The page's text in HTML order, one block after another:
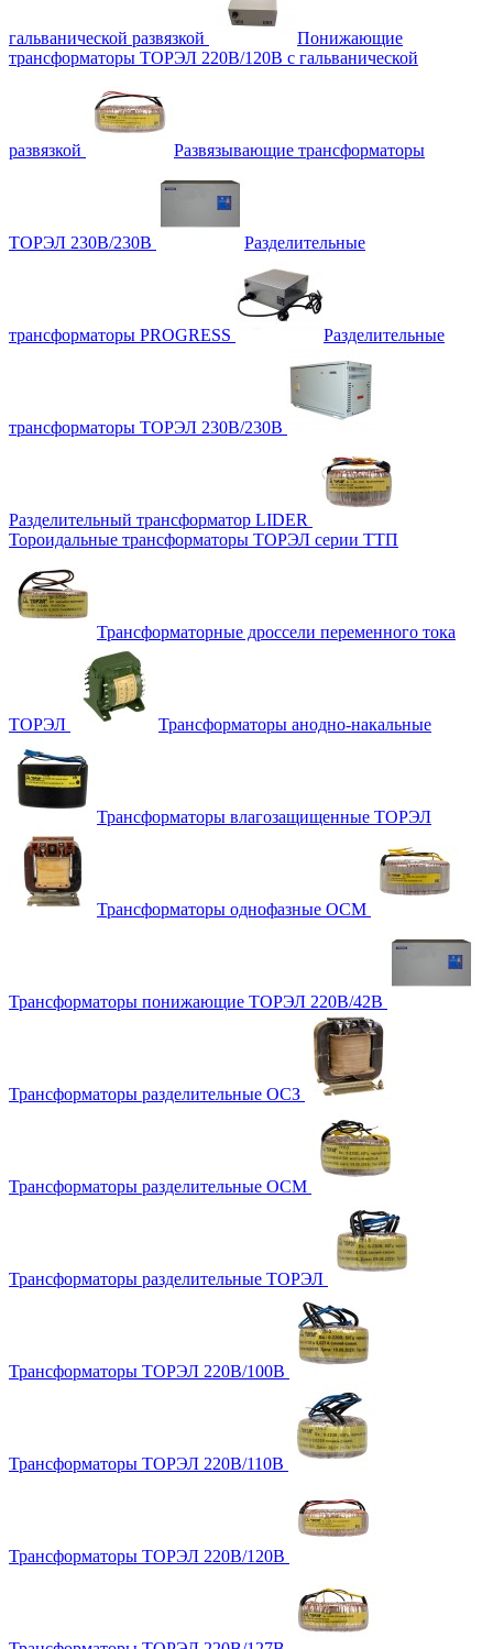
гальванической развязкой
Понижающие
трансформаторы ТОРЭЛ 220В/120В с гальванической
развязкой Развязывающие трансформаторы
ТОРЭЛ 230В/230В Разделительные
трансформаторы PROGRESS Разделительные
трансформаторы ТОРЭЛ 230В/230В
Разделительный трансформатор LIDER
Тороидальные трансформаторы ТОРЭЛ серии ТТП
Трансформаторные дроссели переменного тока
ТОРЭЛ Трансформаторы анодно-накальные
Трансформаторы влагозащищенные ТОРЭЛ
Трансформаторы однофазные ОСМ
Трансформаторы понижающие ТОРЭЛ 220В/42В
Трансформаторы разделительные ОСЗ
Трансформаторы разделительные ОСМ
Трансформаторы разделительные ТОРЭЛ
Трансформаторы ТОРЭЛ 220В/100В
Трансформаторы ТОРЭЛ 220В/110В
Трансформаторы ТОРЭЛ 220В/120В